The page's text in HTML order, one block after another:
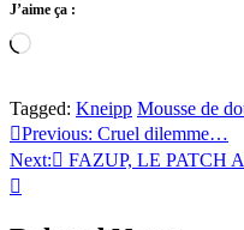
J’aime ça :
Chargement…
Tagged: Kneipp Mousse de
Navigation
de
l’article
Previous: Cruel dilemme…
Next:
FAZUP, LE PATCH